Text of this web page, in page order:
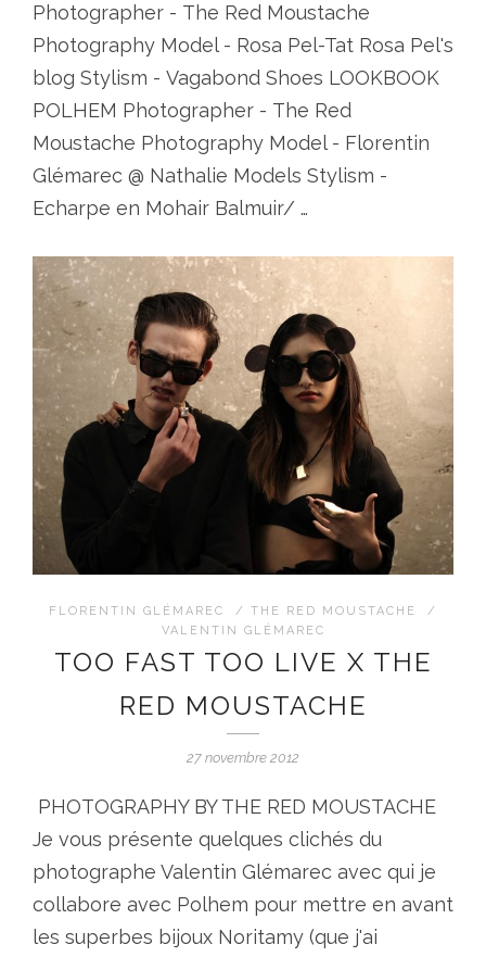
Photographer - The Red Moustache
Photography Model - Rosa Pel-Tat Rosa Pel's
blog Stylism - Vagabond Shoes LOOKBOOK
POLHEM Photographer - The Red
Moustache Photography Model - Florentin
Glémarec @ Nathalie Models Stylism -
Echarpe en Mohair Balmuir/ …
FLORENTIN GLÉMAREC / THE RED MOUSTACHE
/
VALENTIN GLÉMAREC
TOO FAST TOO LIVE X THE
RED MOUSTACHE
27 novembre 2012
PHOTOGRAPHY BY THE RED MOUSTACHE
Je vous présente quelques clichés du
photographe Valentin Glémarec avec qui je
collabore avec Polhem pour mettre en avant
les superbes bijoux Noritamy (que j'ai